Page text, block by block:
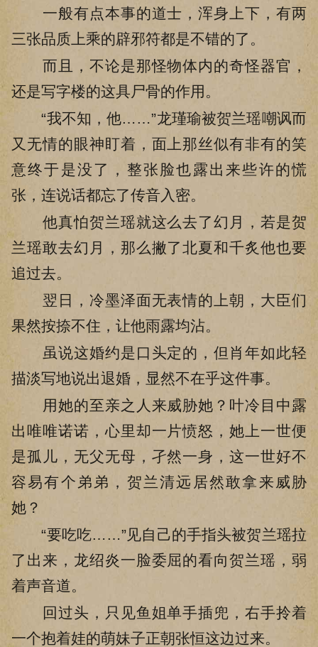
一般有点本事的道士，浑身上下，有两
三张品质上乘的辟邪符都是不错的了。
而且，不论是那怪物体内的奇怪器官，
还是写字楼的这具尸骨的作用。
“我不知，他……”龙瑾瑜被贺兰瑶嘲讽而
又无情的眼神盯着，面上那丝似有非有的笑
意终于是没了，整张脸也露出来些许的慌
张，连说话都忘了传音入密。
他真怕贺兰瑶就这么去了幻月，若是贺
兰瑶敢去幻月，那么撇了北夏和千炙他也要
追过去。
翌日，冷墨泽面无表情的上朝，大臣们
果然按捺不住，让他雨露均沾。
虽说这婚约是口头定的，但肖年如此轻
描淡写地说出退婚，显然不在乎这件事。
用她的至亲之人来威胁她？叶冷目中露
出唯唯诺诺，心里却一片愤怒，她上一世便
是孤儿，无父无母，孑然一身，这一世好不
容易有个弟弟，贺兰清远居然敢拿来威胁
她？
“要吃吃……”见自己的手指头被贺兰瑶拉
了出来，龙绍炎一脸委屈的看向贺兰瑶，弱
着声音道。
回过头，只见鱼姐单手插兜，右手拎着
一个抱着娃的萌妹子正朝张恒这边过来。